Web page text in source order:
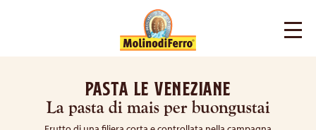
Pasta Le Veneziane
La pasta di mais per buongustai